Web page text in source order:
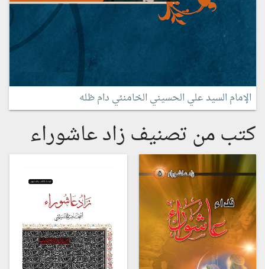
الإمام السيد علي الحسيني الخامنئي دام ظله
كتب من تصنيف زاد عاشوراء